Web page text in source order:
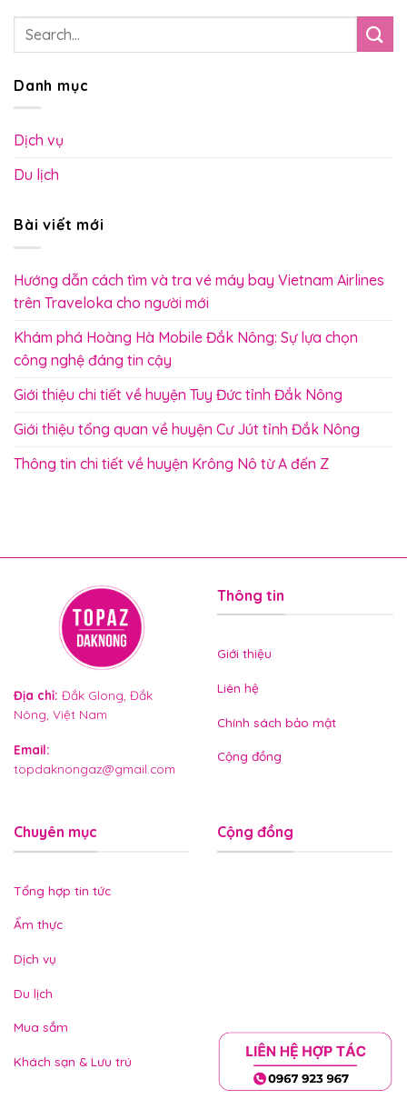
Danh mục
Dịch vụ
Du lịch
Bài viết mới
Hướng dẫn cách tìm và tra vé máy bay Vietnam Airlines
trên Traveloka cho người mới
Khám phá Hoàng Hà Mobile Đắk Nông: Sự lựa chọn
công nghệ đáng tin cậy
Giới thiệu chi tiết về huyện Tuy Đức tỉnh Đắk Nông
Giới thiệu tổng quan về huyện Cư Jút tỉnh Đắk Nông
Thông tin chi tiết về huyện Krông Nô từ A đến Z
Địa chỉ: Đắk Glong, Đắk
Nông, Việt Nam
Email:
topdaknongaz@gmail.com
Thông tin
Giới thiệu
Liên hệ
Chính sách bảo mật
Cộng đồng
Chuyên mục
Tổng hợp tin tức
Ẩm thực
Dịch vụ
Du lịch
Mua sắm
Khách sạn & Lưu trú
Cộng đồng